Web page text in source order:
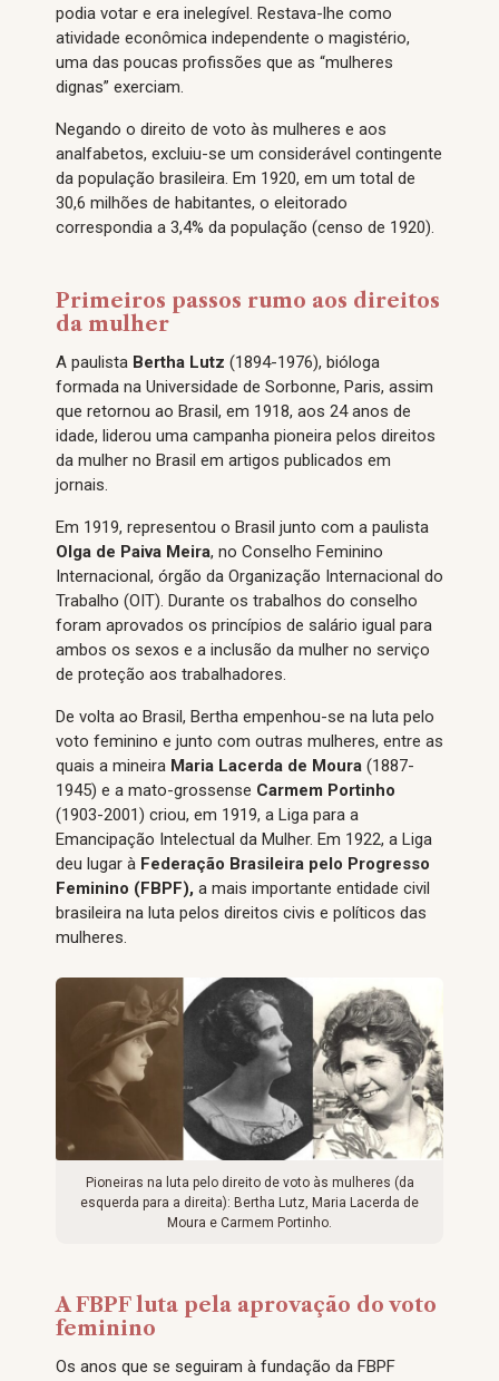
podia votar e era inelegível. Restava-lhe como
atividade econômica independente o magistério,
uma das poucas profissões que as “mulheres
dignas” exerciam.
Negando o direito de voto às mulheres e aos
analfabetos, excluiu-se um considerável contingente
da população brasileira. Em 1920, em um total de
30,6 milhões de habitantes, o eleitorado
correspondia a 3,4% da população (censo de 1920).
Primeiros passos rumo aos direitos
da mulher
A paulista Bertha Lutz (1894-1976), bióloga
formada na Universidade de Sorbonne, Paris, assim
que retornou ao Brasil, em 1918, aos 24 anos de
idade, liderou uma campanha pioneira pelos direitos
da mulher no Brasil em artigos publicados em
jornais.
Em 1919, representou o Brasil junto com a paulista
Olga de Paiva Meira, no Conselho Feminino
Internacional, órgão da Organização Internacional do
Trabalho (OIT). Durante os trabalhos do conselho
foram aprovados os princípios de salário igual para
ambos os sexos e a inclusão da mulher no serviço
de proteção aos trabalhadores.
De volta ao Brasil, Bertha empenhou-se na luta pelo
voto feminino e junto com outras mulheres, entre as
quais a mineira Maria Lacerda de Moura (1887-
1945) e a mato-grossense Carmem Portinho
(1903-2001) criou, em 1919, a Liga para a
Emancipação Intelectual da Mulher. Em 1922, a Liga
deu lugar à Federação Brasileira pelo Progresso
Feminino (FBPF), a mais importante entidade civil
brasileira na luta pelos direitos civis e políticos das
mulheres.
Pioneiras na luta pelo direito de voto às mulheres (da
esquerda para a direita): Bertha Lutz, Maria Lacerda de
Moura e Carmem Portinho.
A FBPF luta pela aprovação do voto
feminino
Os anos que se seguiram à fundação da FBPF